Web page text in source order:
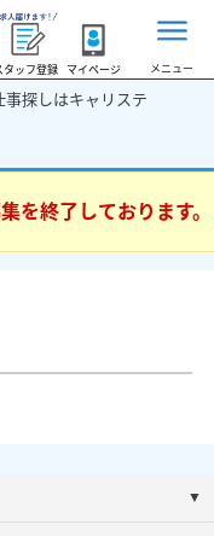
タッフ登録 マイページ メニュー
探しはキャリステ
を終了しております。
▼